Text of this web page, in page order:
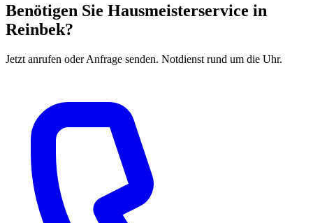
Benötigen Sie Hausmeisterservice in
Reinbek?
Jetzt anrufen oder Anfrage senden. Notdienst rund um die Uhr.